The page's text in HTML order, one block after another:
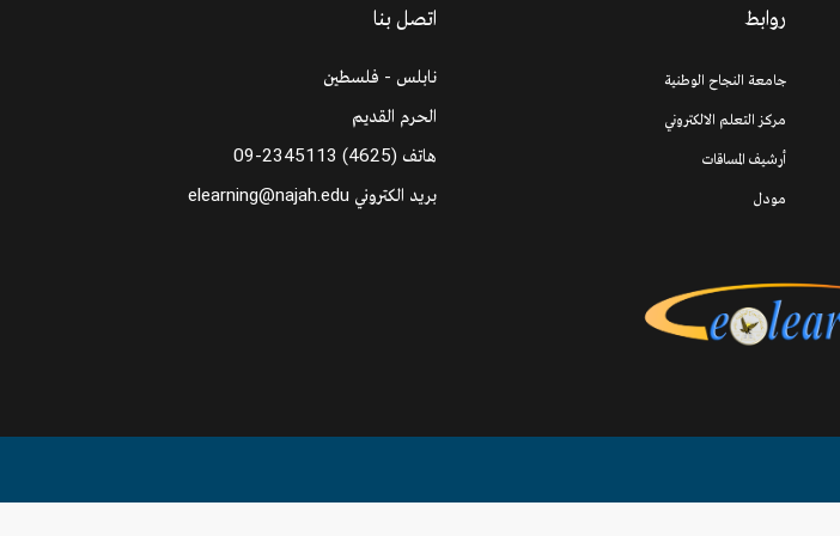
روابط
جامعة النجاح الوطنية
مركز التعلم الالكتروني
أرشيف المساقات
مودل
اتصل بنا
نابلس - فلسطين
الحرم القديم
هاتف 09-2345113 (4625)
بريد الكتروني elearning@najah.edu